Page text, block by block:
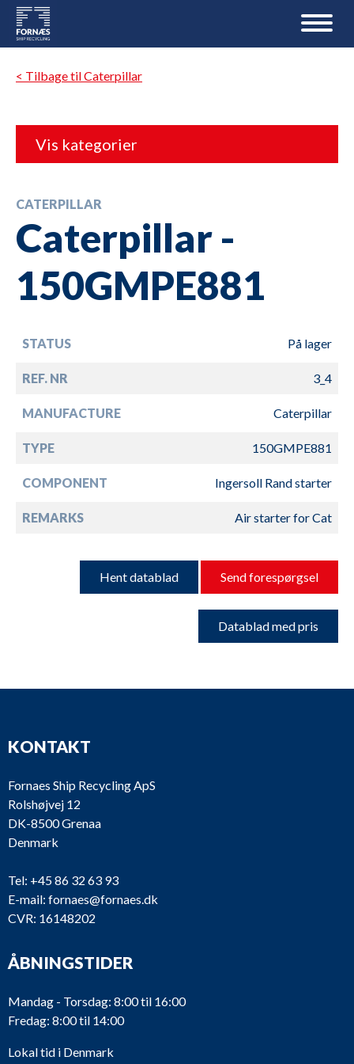
< Tilbage til Caterpillar
Vis kategorier
CATERPILLAR
Caterpillar -
150GMPE881
STATUS På lager
REF. NR 3_4
MANUFACTURE Caterpillar
TYPE 150GMPE881
COMPONENT Ingersoll Rand starter
REMARKS Air starter for Cat
Hent datablad Send forespørgsel
Datablad med pris
KONTAKT
Fornaes Ship Recycling ApS
Rolshøjvej 12
DK-8500 Grenaa
Denmark
Tel: +45 86 32 63 93
E-mail: fornaes@fornaes.dk
CVR: 16148202
ÅBNINGSTIDER
Mandag - Torsdag: 8:00 til 16:00
Fredag: 8:00 til 14:00
Lokal tid i Denmark